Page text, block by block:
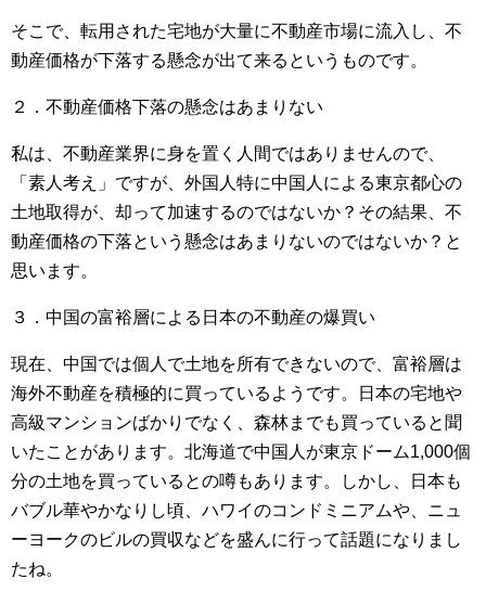
そこで、転用された宅地が大量に不動産市場に流入し、不
動産価格が下落する懸念が出て来るというものです。
２．不動産価格下落の懸念はあまりない
私は、不動産業界に身を置く人間ではありませんので、
「素人考え」ですが、外国人特に中国人による東京都心の
土地取得が、却って加速するのではないか？その結果、不
動産価格の下落という懸念はあまりないのではないか？と
思います。
３．中国の富裕層による日本の不動産の爆買い
現在、中国では個人で土地を所有できないので、富裕層は
海外不動産を積極的に買っているようです。日本の宅地や
高級マンションばかりでなく、森林までも買っていると聞
いたことがあります。北海道で中国人が東京ドーム1,000個
分の土地を買っているとの噂もあります。しかし、日本も
バブル華やかなりし頃、ハワイのコンドミニアムや、ニュ
ーヨークのビルの買収などを盛んに行って話題になりまし
たね。